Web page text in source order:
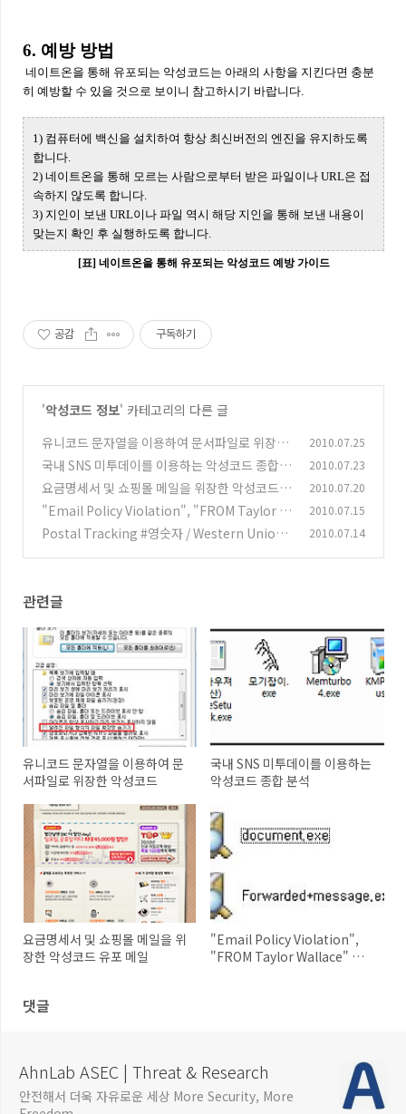
6. 예방 방법
네이트온을 통해 유포되는 악성코드는 아래의 사항을 지킨다면 충분
히 예방할 수 있을 것으로 보이니 참고하시기 바랍니다.
1) 컴퓨터에 백신을 설치하여 항상 최신버전의 엔진을 유지하도록
합니다.
2) 네이트온을 통해 모르는 사람으로부터 받은 파일이나 URL은 접
속하지 않도록 합니다.
3) 지인이 보낸 URL이나 파일 역시 해당 지인을 통해 보낸 내용이
맞는지 확인 후 실행하도록 합니다.
[표] 네이트온을 통해 유포되는 악성코드 예방 가이드
공감 구독하기
'악성코드 정보' 카테고리의 다른 글
유니코드 문자열을 이용하여 문서파일로 위장한
악성코드
(0)
2010.07.25
국내 SNS 미투데이를 이용하는 악성코드 종합
분석
(3)
2010.07.23
요금명세서 및 쇼핑몰 메일을 위장한 악성코드
유포 메일 (0)
2010.07.20
"Email Policy Violation", "FROM Taylor W
allace" 메일 주의하세요! (0)
2010.07.15
Postal Tracking #영숫자 / Western Union
2010.07.14
관련글
유니코드 문자열을 이용하여 문
서파일로 위장한 악성코드
국내 SNS 미투데이를 이용하는
악성코드 종합 분석
요금명세서 및 쇼핑몰 메일을 위
장한 악성코드 유포 메일
"Email Policy Violation",
"FROM Taylor Wallace" 메일
댓글
AhnLab ASEC | Threat & Research
안전해서 더욱 자유로운 세상 More Security, More